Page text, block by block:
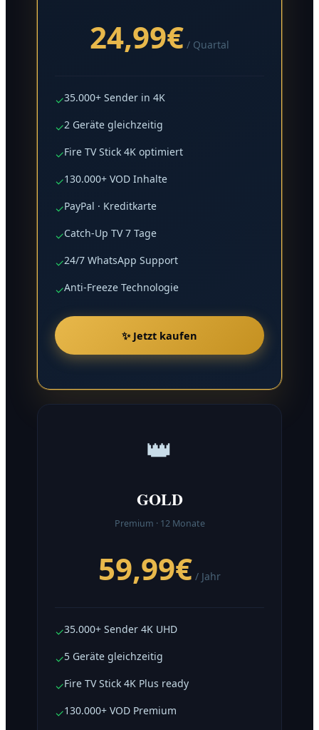
24,99€ / Quartal
✓35.000+ Sender in 4K
✓2 Geräte gleichzeitig
✓Fire TV Stick 4K optimiert
✓130.000+ VOD Inhalte
✓PayPal · Kreditkarte
✓Catch-Up TV 7 Tage
✓24/7 WhatsApp Support
✓Anti-Freeze Technologie
✨ Jetzt kaufen
👑
GOLD
Premium · 12 Monate
59,99€ / Jahr
✓35.000+ Sender 4K UHD
✓5 Geräte gleichzeitig
✓Fire TV Stick 4K Plus ready
✓130.000+ VOD Premium